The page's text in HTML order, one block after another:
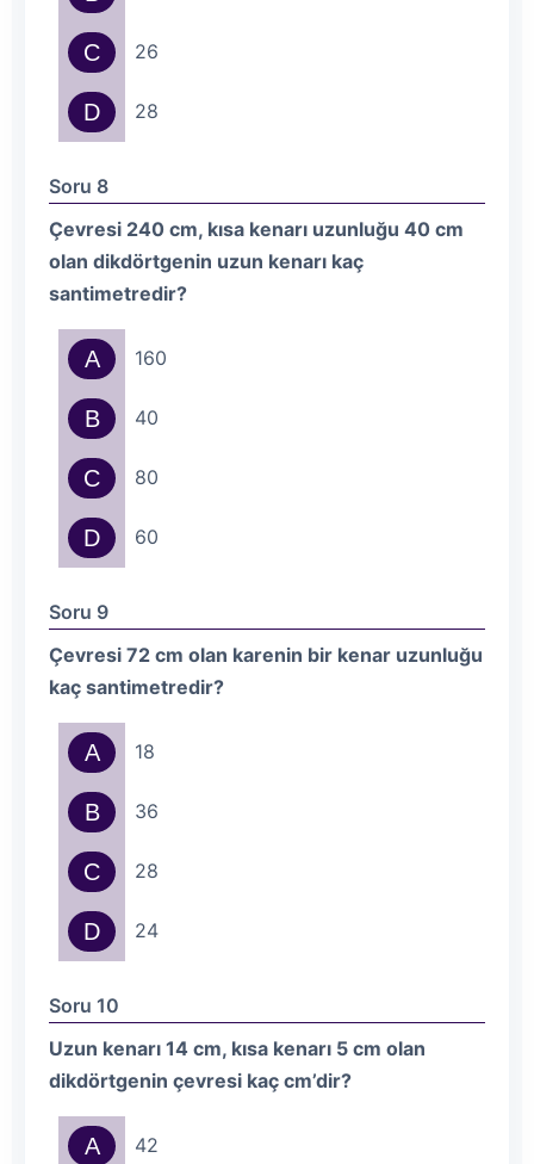
C 26
D 28
Soru 8
Çevresi 240 cm, kısa kenarı uzunluğu 40 cm
olan dikdörtgenin uzun kenarı kaç
santimetredir?
A 160
B 40
C 80
D 60
Soru 9
Çevresi 72 cm olan karenin bir kenar uzunluğu
kaç santimetredir?
A 18
B 36
C 28
D 24
Soru 10
Uzun kenarı 14 cm, kısa kenarı 5 cm olan
dikdörtgenin çevresi kaç cm’dir?
A 42